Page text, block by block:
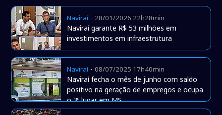
Naviraí- 28/01/2026 22h28min
Naviraí garante R$ 53 milhões em
investimentos em infraestrutura
Naviraí-08/07/2025 17h40min
Naviraí fecha o mês de junho com saldo
positivo na geração de empregos e ocupa
o 3º lugar em MS